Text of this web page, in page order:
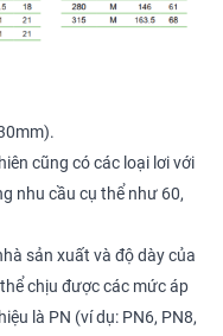
cũng có các loại lơi với
nhu cầu cụ thể như 60,
sản xuất và độ dày của
chịu được các mức áp
là PN (ví dụ: PN6, PN8,